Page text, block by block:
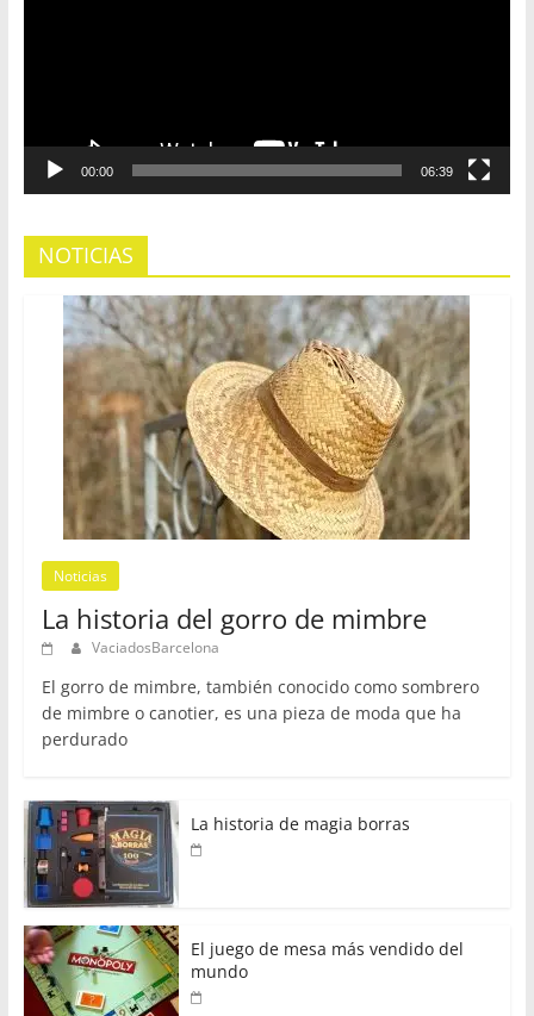
00:00 06:39
NOTICIAS
Noticias
La historia del gorro de mimbre
VaciadosBarcelona
El gorro de mimbre, también conocido como sombrero
de mimbre o canotier, es una pieza de moda que ha
perdurado
La historia de magia borras
El juego de mesa más vendido del
mundo